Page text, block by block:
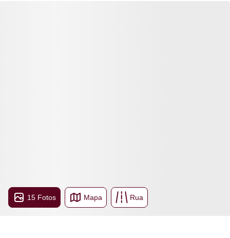
15 Fotos Mapa Rua